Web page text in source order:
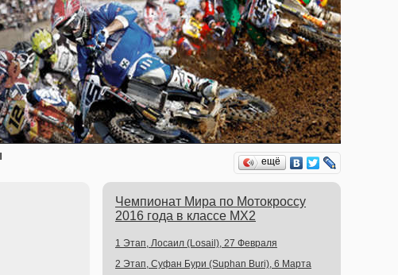
ещё
Чемпионат Мира по Мотокроссу
2016 года в классе MX2
1 Этап, Лосаил (Losail), 27 Февраля
2 Этап, Суфан Бури (Suphan Buri), 6 Марта